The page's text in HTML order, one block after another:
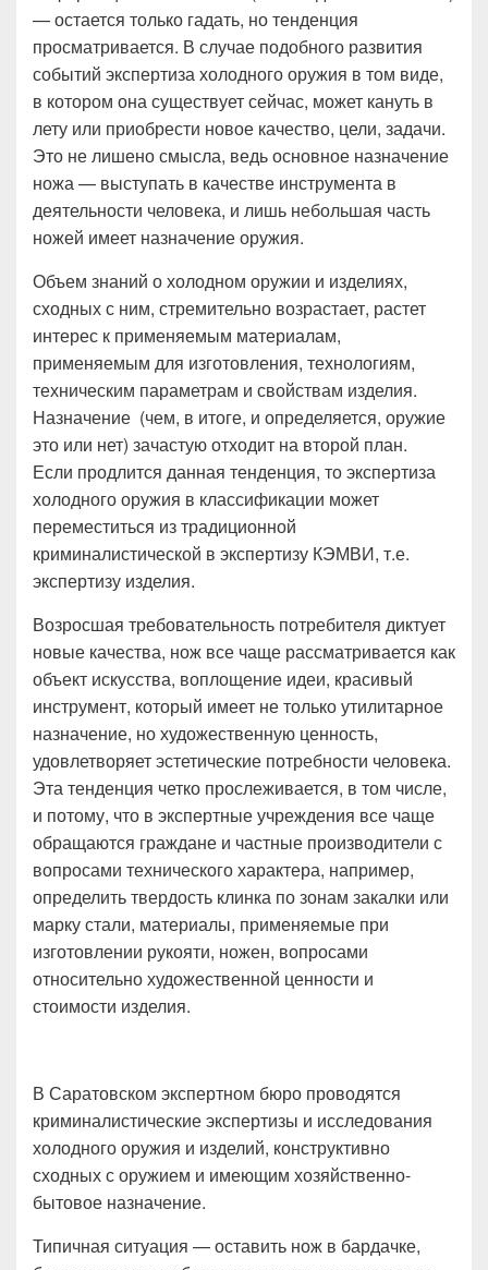
— остается только гадать, но тенденция
просматривается. В случае подобного развития
событий экспертиза холодного оружия в том виде,
в котором она существует сейчас, может кануть в
лету или приобрести новое качество, цели, задачи.
Это не лишено смысла, ведь основное назначение
ножа — выступать в качестве инструмента в
деятельности человека, и лишь небольшая часть
ножей имеет назначение оружия.
Объем знаний о холодном оружии и изделиях,
сходных с ним, стремительно возрастает, растет
интерес к применяемым материалам,
применяемым для изготовления, технологиям,
техническим параметрам и свойствам изделия.
Назначение (чем, в итоге, и определяется, оружие
это или нет) зачастую отходит на второй план.
Если продлится данная тенденция, то экспертиза
холодного оружия в классификации может
переместиться из традиционной
криминалистической в экспертизу КЭМВИ, т.е.
экспертизу изделия.
Возросшая требовательность потребителя диктует
новые качества, нож все чаще рассматривается как
объект искусства, воплощение идеи, красивый
инструмент, который имеет не только утилитарное
назначение, но художественную ценность,
удовлетворяет эстетические потребности человека.
Эта тенденция четко прослеживается, в том числе,
и потому, что в экспертные учреждения все чаще
обращаются граждане и частные производители с
вопросами технического характера, например,
определить твердость клинка по зонам закалки или
марку стали, материалы, применяемые при
изготовлении рукояти, ножен, вопросами
относительно художественной ценности и
стоимости изделия.
В Саратовском экспертном бюро проводятся
криминалистические экспертизы и исследования
холодного оружия и изделий, конструктивно
сходных с оружием и имеющим хозяйственно-
бытовое назначение.
Типичная ситуация — оставить нож в бардачке,